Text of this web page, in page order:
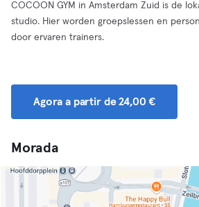
COCOON GYM in Amsterdam Zuid is de
studio. Hier worden groepslessen en
door ervaren trainers.
Agora a partir de 24,00 €
Morada